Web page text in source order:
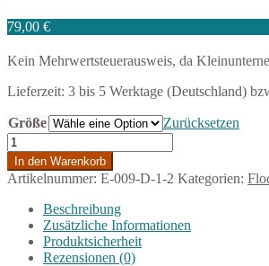
79,00 €
Kein Mehrwertsteuerausweis, da
Lieferzeit: 3 bis 5 Werktage (Deutschland)
Größe
Zurücksetzen
Floorball
Torwarttrikot
UNIHOC
Shield
schwarz-
weiß
Menge
In den Warenkorb
Artikelnummer: E-009-D-1-2 Kategorien:
Beschreibung
Zusätzliche Informationen
Produktsicherheit
Rezensionen (0)